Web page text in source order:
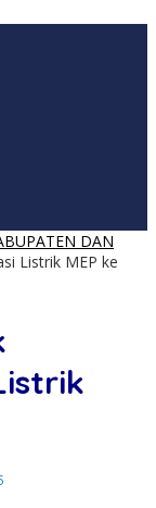
DAN
Listrik MEP ke